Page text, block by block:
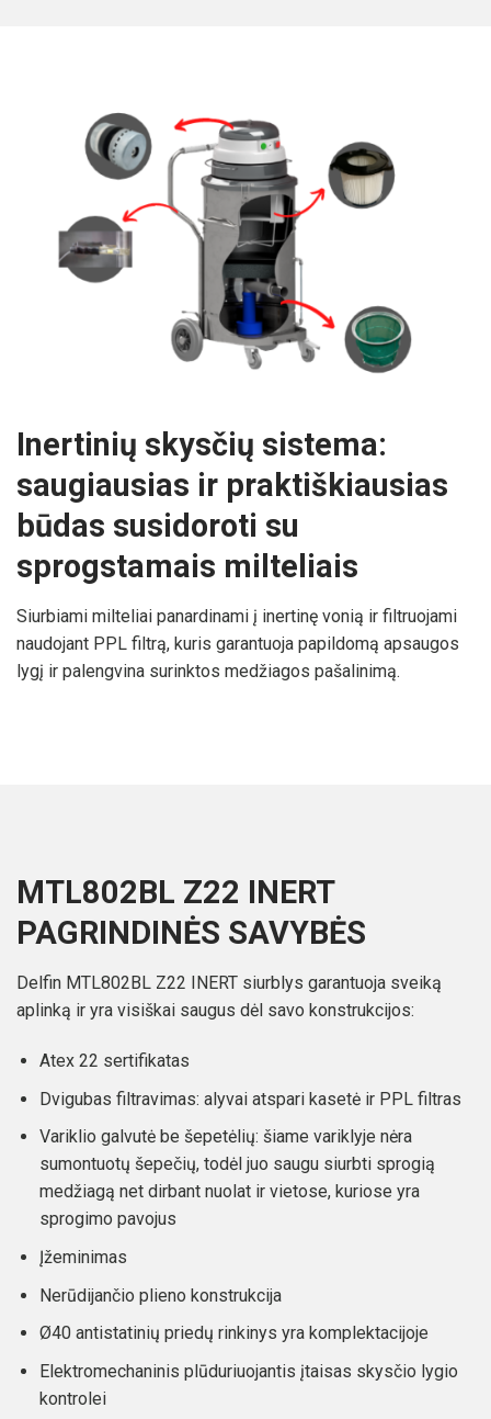
Inertinių skysčių sistema:
saugiausias ir praktiškiausias
būdas susidoroti su
sprogstamais milteliais
Siurbiami milteliai panardinami į inertinę vonią ir filtruojami
naudojant PPL filtrą, kuris garantuoja papildomą apsaugos
lygį ir palengvina surinktos medžiagos pašalinimą.
MTL802BL Z22 INERT
PAGRINDINĖS SAVYBĖS
Delfin MTL802BL Z22 INERT siurblys garantuoja sveiką
aplinką ir yra visiškai saugus dėl savo konstrukcijos:
Atex 22 sertifikatas
Dvigubas filtravimas: alyvai atspari kasetė ir PPL filtras
Variklio galvutė be šepetėlių: šiame variklyje nėra
sumontuotų šepečių, todėl juo saugu siurbti sprogią
medžiagą net dirbant nuolat ir vietose, kuriose yra
sprogimo pavojus
Įžeminimas
Nerūdijančio plieno konstrukcija
Ø40 antistatinių priedų rinkinys yra komplektacijoje
Elektromechaninis plūduriuojantis įtaisas skysčio lygio
kontrolei